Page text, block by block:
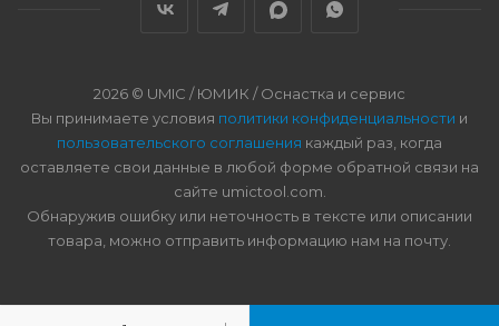
2026 © UMIC / ЮМИК / Оснастка и сервис
Вы принимаете условия политики конфиденциальности и
пользовательского соглашения каждый раз, когда
оставляете свои данные в любой форме обратной связи на
сайте umictool.com.
Обнаружив ошибку или неточность в тексте или описании
товара, можно отправить информацию нам на почту.